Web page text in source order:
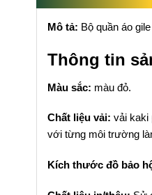
Mô tả: Bộ quần áo
Thông tin
Màu sắc: màu đỏ.
Chất liệu vải: vải kaki
với từng môi trường
Kích thước đồ bảo